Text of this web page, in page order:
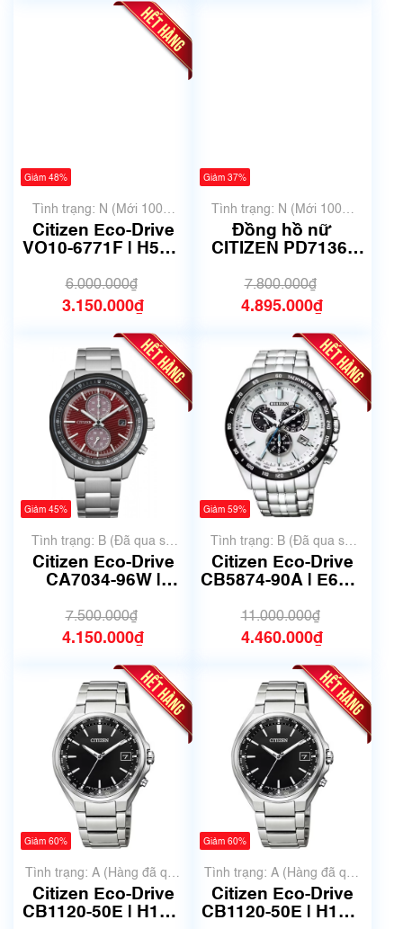
Giảm 48%
Tình trạng: N (Mới 100%
chưa qua sử dụng)
Citizen Eco-Drive
VO10-6771F | H500-
42mm | Mã số 6742
6.000.000₫
3.150.000₫
Giảm 37%
Tình trạng: N (Mới 100%
chưa qua sử dụng)
Đồng hồ nữ
CITIZEN PD7136-
29mm - Mã số 6708
7.800.000₫
4.895.000₫
Giảm 45%
Tình trạng: B (Đã qua sử
dụng, hàng đẹp, có chút
xước dăm)
Citizen Eco-Drive
CA7034-96W |
size 41mm | Mã số
6655
7.500.000₫
4.150.000₫
Giảm 59%
Tình trạng: B (Đã qua sử
dụng, hàng đẹp, có chút
xước dăm)
Citizen Eco-Drive
CB5874-90A | E660-
43mm | Mã số 6588
11.000.000₫
4.460.000₫
Giảm 60%
Tình trạng: A (Hàng đã qua
sử dụng nhưng rất đẹp,
không có xước)
Citizen Eco-Drive
CB1120-50E | H149-
Giảm 60%
Tình trạng: A (Hàng đã qua
sử dụng nhưng rất đẹp,
không có xước)
Citizen Eco-Drive
CB1120-50E | H149-